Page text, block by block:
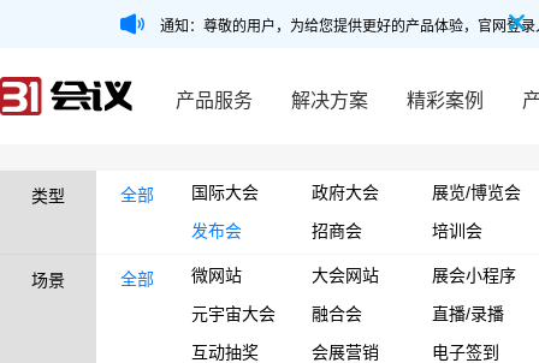
通知：尊敬的用户，为给您提供更好的产品体验，官网登
产品服务 解决方案 精彩案例
类型 全部 国际大会 政府大会
展览/博览会
发布会
招商会 培训会
场景 全部 微网站 大会网站
展会小程序
元宇宙大会
融合会
直播/录播
互动抽奖
会展营销
电子签到